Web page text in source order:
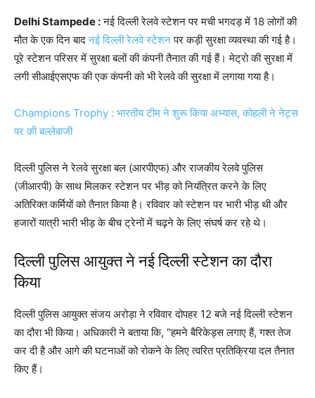
Delhi Stampede :नई दिल्ली रेलवे स्टेशन पर मची भगदड़ में 18 लोगों की
मौत के एक दिन बादनई दिल्ली रेलवे स्टेशनपर कड़ी सुरक्षा व्यवस्था की गई है।
पूरे स्टेशन परिसर में सुरक्षा बलों की कंपनी तैनात की गई हैं। मेट्रो की सुरक्षा में
लगी सीआईएसएफ की एक कंपनी को भी रेलवे की सुरक्षा में लगाया गया है।
Champions Trophy : भारतीय टीम ने शुरू किया अभ्यास, कोहली ने नेट्स
पर की बल्लेबाजी
दिल्ली पुलिस ने रेलवे सुरक्षा बल (आरपीएफ) और राजकीय रेलवे पुलिस
(जीआरपी) के साथ मिलकर स्टेशन पर भीड़ को नियंत्रित करने के लिए
अतिरिक्त कर्मियों को तैनात किया है। रविवार को स्टेशन पर भारी भीड़ थी और
हजारों यात्री भारी भीड़ के बीच ट्रेनों में चढ़ने के लिए संघर्ष कर रहे थे।
दिल्ली पुलिस आयुक्त ने नई दिल्ली स्टेशन का दौरा
किया
दिल्ली पुलिस आयुक्त संजय अरोड़ा ने रविवार दोपहर 12 बजे नई दिल्ली स्टेशन
का दौरा भी किया। अधिकारी ने बताया कि, “हमने बैरिकेड्स लगाए हैं, गश्त तेज
कर दी है और आगे की घटनाओं को रोकने के लिए त्वरित प्रतिक्रिया दल तैनात
किए हैं।